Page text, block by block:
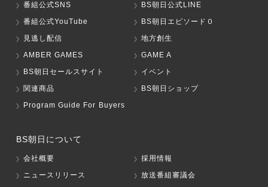
番組公式SNS
BS朝日公式LINE
番組公式YouTube
BS朝日エピソード０
見逃し配信
地方創生
AMBER GAMES
GAME A
BS朝日セールスサイト
イベント
関連商品
BS朝日ショップ
Program Guide For Buyers
BS朝日について
会社概要
採用情報
ニュースリリース
放送番組審議会